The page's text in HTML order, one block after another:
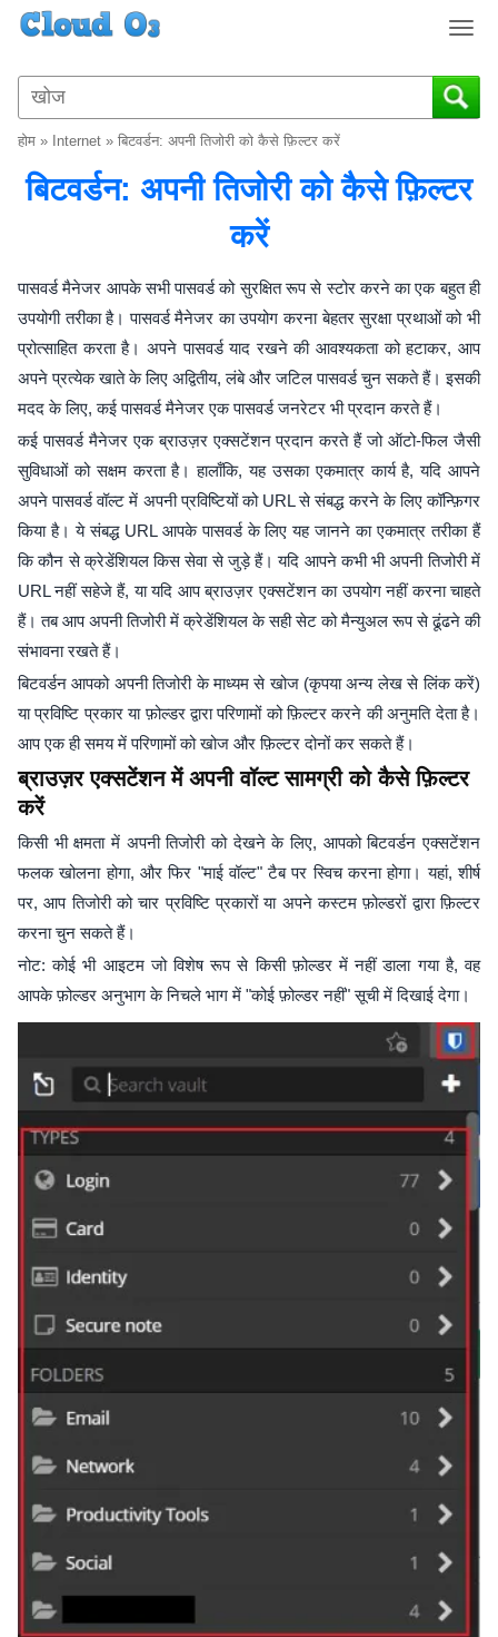
T
g
g
n
a
a
t
i
o
होम » Internet » बिटवर्डन: अपनी तिजोरी को कैसे फ़िल्टर करें
बिटवर्डन: अपनी तिजोरी को कैसे फ़िल्टर
करें
पासवर्ड मैनेजर आपके सभी पासवर्ड को सुरक्षित रूप से स्टोर करने का एक बहुत ही
उपयोगी तरीका है। पासवर्ड मैनेजर का उपयोग करना बेहतर सुरक्षा प्रथाओं को भी
प्रोत्साहित करता है। अपने पासवर्ड याद रखने की आवश्यकता को हटाकर, आप
अपने प्रत्येक खाते के लिए अद्वितीय, लंबे और जटिल पासवर्ड चुन सकते हैं। इसकी
मदद के लिए, कई पासवर्ड मैनेजर एक पासवर्ड जनरेटर भी प्रदान करते हैं।
कई पासवर्ड मैनेजर एक ब्राउज़र एक्सटेंशन प्रदान करते हैं जो ऑटो-फिल जैसी
सुविधाओं को सक्षम करता है। हालाँकि, यह उसका एकमात्र कार्य है, यदि आपने
अपने पासवर्ड वॉल्ट में अपनी प्रविष्टियों को URL से संबद्ध करने के लिए कॉन्फ़िगर
किया है। ये संबद्ध URL आपके पासवर्ड के लिए यह जानने का एकमात्र तरीका हैं
कि कौन से क्रेडेंशियल किस सेवा से जुड़े हैं। यदि आपने कभी भी अपनी तिजोरी में
URL नहीं सहेजे हैं, या यदि आप ब्राउज़र एक्सटेंशन का उपयोग नहीं करना चाहते
हैं। तब आप अपनी तिजोरी में क्रेडेंशियल के सही सेट को मैन्युअल रूप से ढूंढने की
संभावना रखते हैं।
बिटवर्डन आपको अपनी तिजोरी के माध्यम से खोज (कृपया अन्य लेख से लिंक करें)
या प्रविष्टि प्रकार या फ़ोल्डर द्वारा परिणामों को फ़िल्टर करने की अनुमति देता है।
आप एक ही समय में परिणामों को खोज और फ़िल्टर दोनों कर सकते हैं।
ब्राउज़र एक्सटेंशन में अपनी वॉल्ट सामग्री को कैसे फ़िल्टर
करें
किसी भी क्षमता में अपनी तिजोरी को देखने के लिए, आपको बिटवर्डन एक्सटेंशन
फलक खोलना होगा, और फिर "माई वॉल्ट" टैब पर स्विच करना होगा। यहां, शीर्ष
पर, आप तिजोरी को चार प्रविष्टि प्रकारों या अपने कस्टम फ़ोल्डरों द्वारा फ़िल्टर
करना चुन सकते हैं।
नोट: कोई भी आइटम जो विशेष रूप से किसी फ़ोल्डर में नहीं डाला गया है, वह
आपके फ़ोल्डर अनुभाग के निचले भाग में "कोई फ़ोल्डर नहीं" सूची में दिखाई देगा।